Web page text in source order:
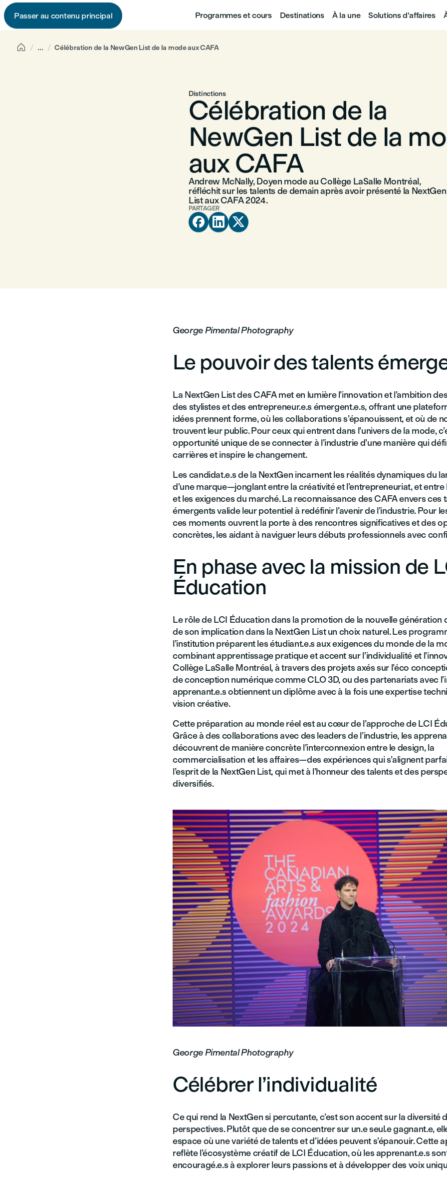
Passer au contenu principal Programmes et cours Destinations À la une Solutions d'affaires
 ... Célébration de la NewGen List de la mode aux CAFA
Distinctions
Célébration de la
NewGen List de la
aux CAFA
Andrew McNally, Doyen mode au Collège LaSalle Montréal,
réfléchit sur les talents de demain après avoir présenté la NextGen
List aux CAFA 2024.
PARTAGER
  
George Pimental Photography
Le pouvoir des talents
La NextGen List des CAFA met en lumière l’innovation et l’ambition
des stylistes et des entrepreneur.e.s émergent.e.s, offrant une
idées prennent forme, où les collaborations s’épanouissent, et où de
trouvent leur public. Pour ceux qui entrent dans l’univers de la mode,
opportunité unique de se connecter à l’industrie d’une manière qui
carrières et inspire le changement.
Les candidat.e.s de la NextGen incarnent les réalités dynamiques du
d’une marque—jonglant entre la créativité et l’entrepreneuriat, et entre
et les exigences du marché. La reconnaissance des CAFA envers ces
émergents valide leur potentiel à redéfinir l’avenir de l’industrie. Pour
ces moments ouvrent la porte à des rencontres significatives et des
concrètes, les aidant à naviguer leurs débuts professionnels avec
En phase avec la mission de
Éducation
Le rôle de LCI Éducation dans la promotion de la nouvelle génération
de son implication dans la NextGen List un choix naturel. Les
l’institution préparent les étudiant.e.s aux exigences du monde de la
combinant apprentissage pratique et accent sur l’individualité et
Collège LaSalle Montréal, à travers des projets axés sur l’éco
de conception numérique comme CLO 3D, ou des partenariats avec
apprenant.e.s obtiennent un diplôme avec à la fois une expertise
vision créative.
Cette préparation au monde réel est au cœur de l’approche de LCI
Grâce à des collaborations avec des leaders de l’industrie, les
découvrent de manière concrète l’interconnexion entre le design, la
commercialisation et les affaires—des expériences qui s’alignent
l’esprit de la NextGen List, qui met à l’honneur des talents et des
diversifiés.
George Pimental Photography
Célébrer l’individualité
Ce qui rend la NextGen si percutante, c’est son accent sur la diversité
perspectives. Plutôt que de se concentrer sur un.e seul.e gagnant.e,
espace où une variété de talents et d’idées peuvent s’épanouir. Cette
reflète l’écosystème créatif de LCI Éducation, où les apprenant.e.s
encouragé.e.s à explorer leurs passions et à développer des voix